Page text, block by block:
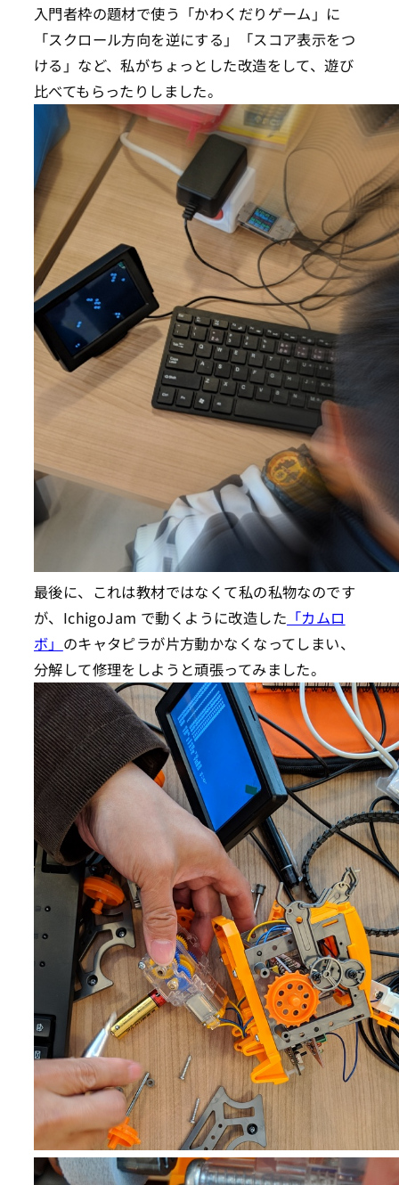
入門者枠の題材で使う「かわくだりゲーム」に
「スクロール方向を逆にする」「スコア表示をつ
ける」など、私がちょっとした改造をして、遊び
比べてもらったりしました。
最後に、これは教材ではなくて私の私物なのです
が、IchigoJam で動くように改造した 「カムロ
ボ」 のキャタピラが片方動かなくなってしまい、
分解して修理をしようと頑張ってみました。